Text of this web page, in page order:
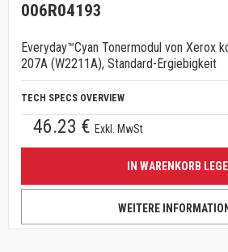
006R04193
Everyday™Cyan Tonermodul von Xerox
207A (W2211A), Standard-Ergiebigkeit
TECH SPECS OVERVIEW
46.23 € Exkl. MwSt
IN WARENKORB
WEITERE